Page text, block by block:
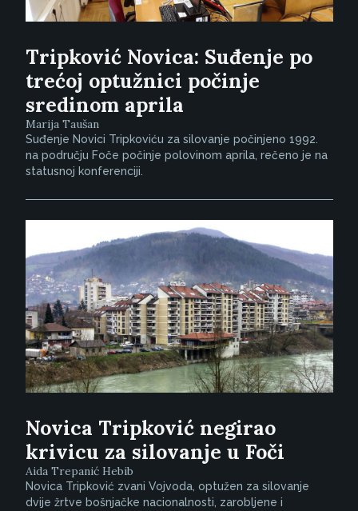
Tripković Novica: Suđenje po
trećoj optužnici počinje
sredinom aprila
Marija Taušan
Suđenje Novici Tripkoviću za silovanje počinjeno 1992.
na području Foče počinje polovinom aprila, rečeno je na
statusnoj konferenciji.
Novica Tripković negirao
krivicu za silovanje u Foči
Aida Trepanić Hebib
Novica Tripković zvani Vojvoda, optužen za silovanje
dvije žrtve bošnjačke nacionalnosti, zarobljene i